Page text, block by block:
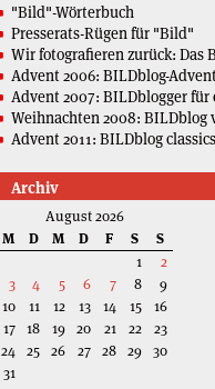
"Bild"-Wörterbuch
Presserats-Rügen für "Bild"
Wir fotografieren zurück: Das
Advent 2006: BILDblog-
Advent 2007: BILDblogger für
Weihnachten 2008: BILDblog
Advent 2011: BILDblog classics
Archiv
August 2026
M
D M D F S
S
1
2
3
4 5 6 7 8
9
10
11 12 13 14 15
16
17 18 19 20 21 22
23
24 25 26 27 28 29 30
31